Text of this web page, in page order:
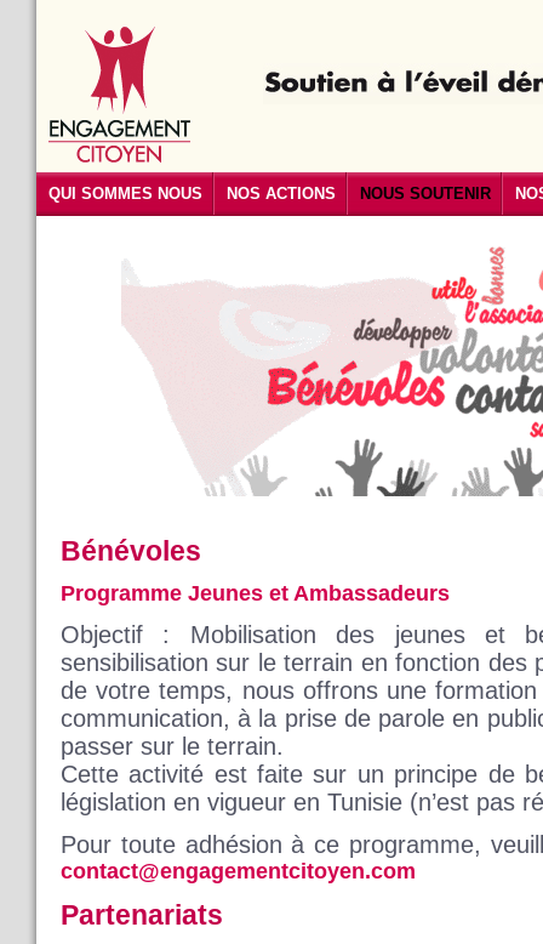
QUI SOMMES NOUS NOS ACTIONS NOUS SOUTENIR
Bénévoles
Programme Jeunes et Ambassadeurs
Objectif : Mobilisation des jeunes et
sensibilisation sur le terrain en fonction des
de votre temps, nous offrons une
communication, à la prise de parole en
passer sur le terrain.
Cette activité est faite sur un principe de
législation en vigueur en Tunisie (n’est pas
Pour toute adhésion à ce programme,
contact@engagementcitoyen.com
Partenariats